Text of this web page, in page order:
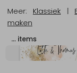
Meer: Klassiek |
maken
… items